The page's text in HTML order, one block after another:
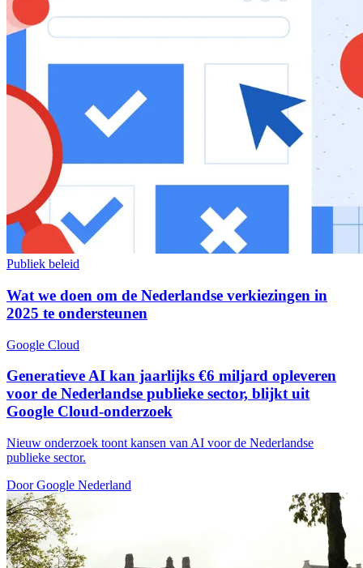
Publiek beleid
Wat we doen om de Nederlandse verkiezingen in
2025 te ondersteunen
Google Cloud
Generatieve AI kan jaarlijks €6 miljard opleveren
voor de Nederlandse publieke sector, blijkt uit
Google Cloud-onderzoek
Nieuw onderzoek toont kansen van AI voor de Nederlandse
publieke sector.
Door Google Nederland